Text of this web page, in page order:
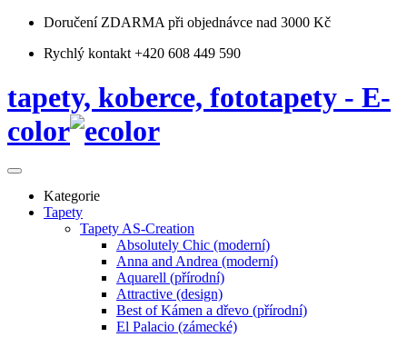
Doručení ZDARMA při objednávce nad 3000 Kč
Rychlý kontakt +420 608 449 590
tapety, koberce, fototapety - E-
color
Kategorie
Tapety
Tapety AS-Creation
Absolutely Chic (moderní)
Anna and Andrea (moderní)
Aquarell (přírodní)
Attractive (design)
Best of Kámen a dřevo (přírodní)
El Palacio (zámecké)